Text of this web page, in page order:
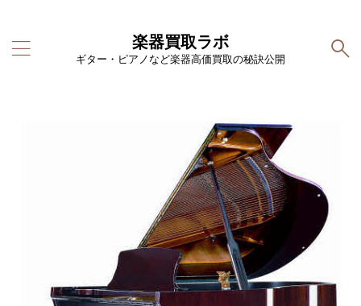
楽器買取ラボ
ギター・ピアノなど楽器高価買取の秘訣公開